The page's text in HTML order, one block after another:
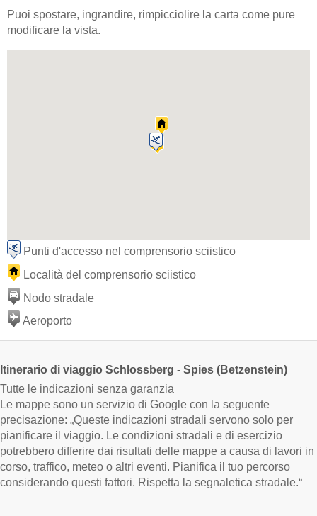
Puoi spostare, ingrandire, rimpicciolire la carta come pure
modificare la vista.
Punti d'accesso nel comprensorio sciistico
Località del comprensorio sciistico
Nodo stradale
Aeroporto
Itinerario di viaggio Schlossberg - Spies (Betzenstein)
Tutte le indicazioni senza garanzia
Le mappe sono un servizio di Google con la seguente
precisazione: „Queste indicazioni stradali servono solo per
pianificare il viaggio. Le condizioni stradali e di esercizio
potrebbero differire dai risultati delle mappe a causa di lavori in
corso, traffico, meteo o altri eventi. Pianifica il tuo percorso
considerando questi fattori. Rispetta la segnaletica stradale.“